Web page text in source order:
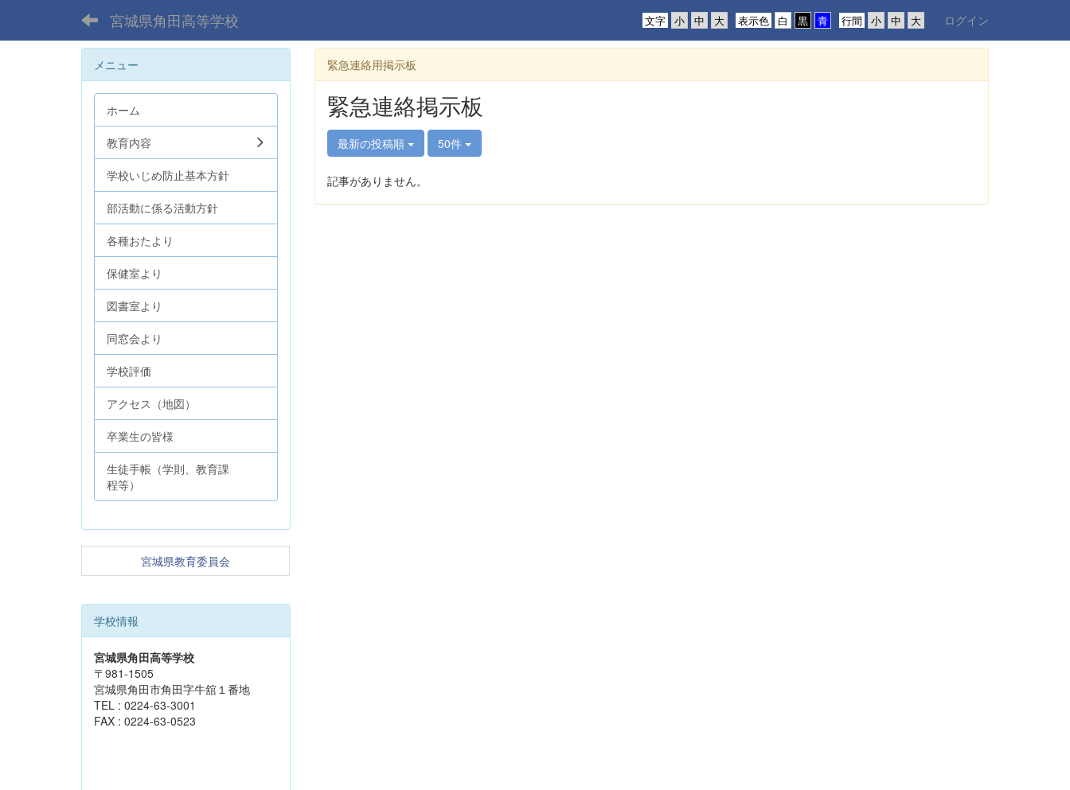
宮城県角田高等学校 行間
表示色
文字 ログイン
緊急連絡用掲示板
緊急連絡掲示板
最新の投稿順 50件
記事がありません。
メニュー
ホーム
教育内容
学校いじめ防止基本方針
部活動に係る活動方針
各種おたより
保健室より
図書室より
同窓会より
学校評価
アクセス（地図）
卒業生の皆様
生徒手帳（学則、教育課
程等）
宮城県教育委員会
学校情報
宮城県角田高等学校
〒981-1505
宮城県角田市角田字牛舘１番地
TEL : 0224-63-3001
FAX : 0224-63-0523